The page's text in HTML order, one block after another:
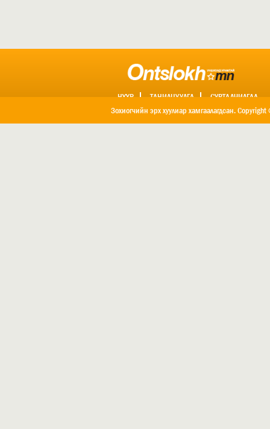
НҮҮР ТАНИЛЦУУЛГА СУРТАЛЧИЛГАА
ХОЛБОО БАРИХ
Зохиогчийн эрх хуулиар хамгаалагдсан.